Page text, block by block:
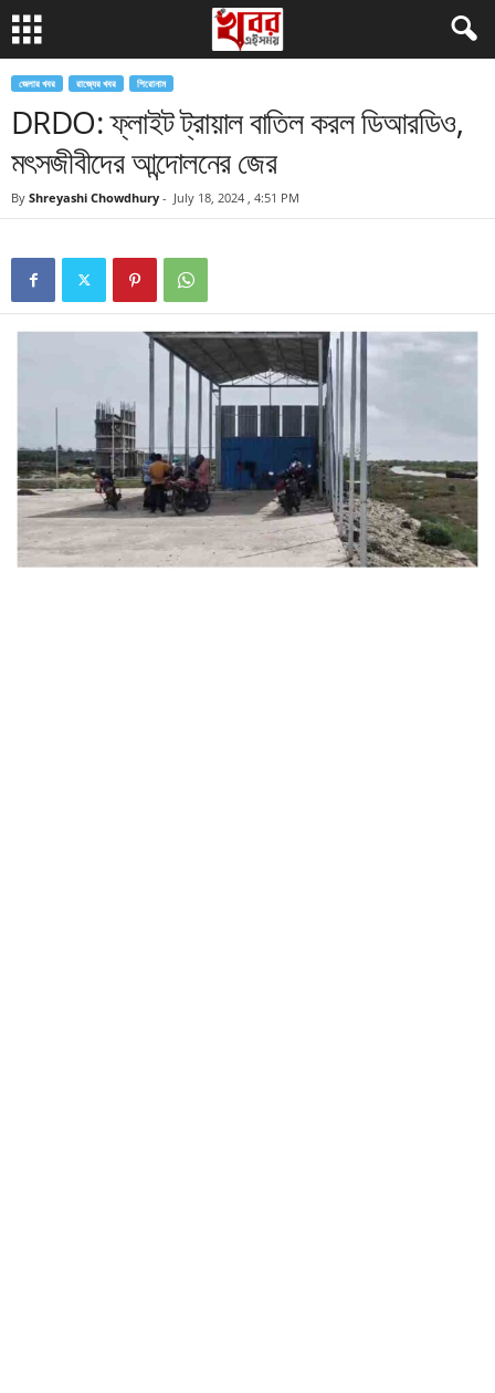
জেলার খবর রাজ্যের খবর শিরোনাম
DRDO: ফ্লাইট ট্রায়াল বাতিল করল ডিআরডিও,
মৎসজীবীদের আন্দোলনের জের
By Shreyashi Chowdhury - July 18, 2024 , 4:51 PM